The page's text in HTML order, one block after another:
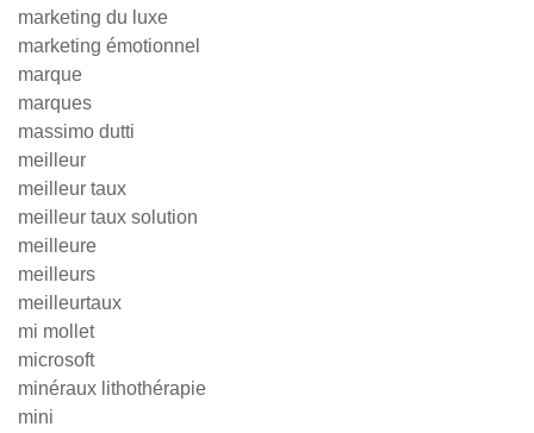
marketing du luxe
marketing émotionnel
marque
marques
massimo dutti
meilleur
meilleur taux
meilleur taux solution
meilleure
meilleurs
meilleurtaux
mi mollet
microsoft
minéraux lithothérapie
mini